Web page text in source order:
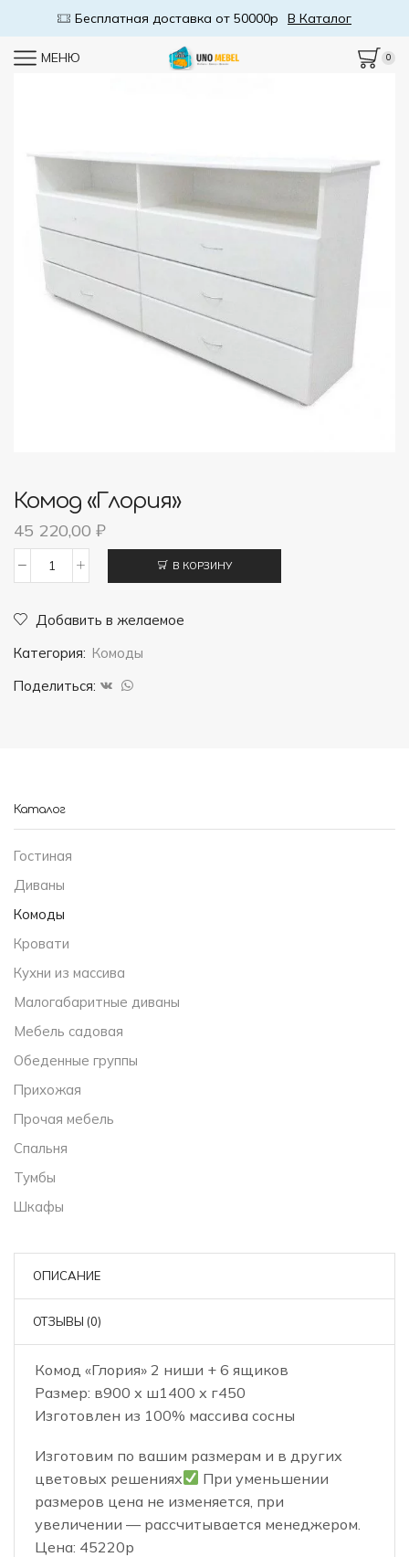
Бесплатная доставка от 50000р В Каталог
МЕНЮ 0
Комод «Глория»
45 220,00 ₽
Комод
"Глория"
В КОРЗИНУ
Добавить в желаемое
Категория: Комоды
Поделиться:
Каталог
Гостиная
Диваны
Комоды
Кровати
Кухни из массива
Малогабаритные диваны
Мебель садовая
Обеденные группы
Прихожая
Прочая мебель
Спальня
Тумбы
Шкафы
ОПИСАНИЕ
ОТЗЫВЫ (0)
Комод «Глория» 2 ниши + 6 ящиков
Размер: в900 х ш1400 х г450
Изготовлен из 100% массива сосны
Изготовим по вашим размерам и в других
цветовых решениях
При уменьшении
размеров цена не изменяется, при
увеличении — рассчитывается менеджером.
Цена: 45220р